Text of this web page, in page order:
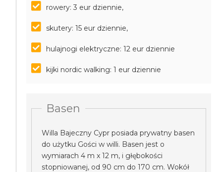
rowery: 3 eur dziennie,
skutery: 15 eur dziennie,
hulajnogi elektryczne: 12 eur dziennie
kijki nordic walking: 1 eur dziennie
Basen
Willa Bajeczny Cypr posiada prywatny basen
do użytku Gości w willi. Basen jest o
wymiarach 4 m x 12 m, i głębokości
stopniowanej, od 90 cm do 170 cm. Wokół